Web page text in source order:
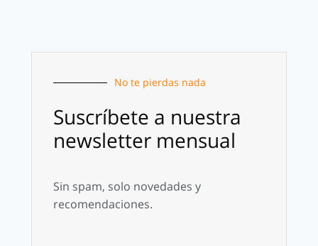
No te pierdas nada
Suscríbete a nuestra
newsletter mensual
Sin spam, solo novedades y
recomendaciones.